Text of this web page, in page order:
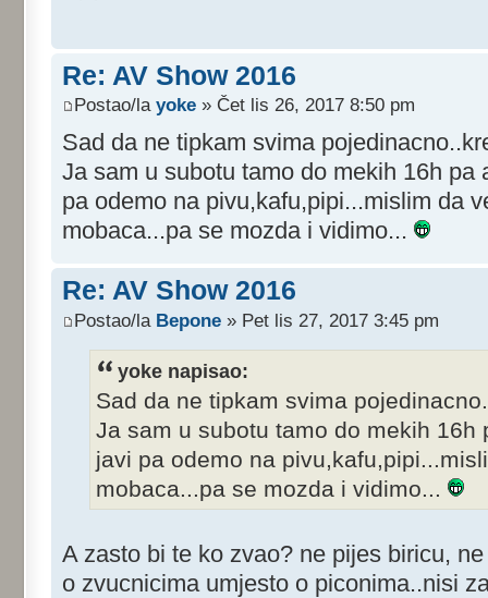
Re: AV Show 2016
Postao/la yoke » Čet lis 26, 2017 8:50 pm
Sad da ne tipkam svima
Ja sam u subotu tamo do mekih 16h pa
pa odemo na pivu,kafu,pipi...mislim da
mobaca...pa se mozda i vidimo...
Re: AV Show 2016
Postao/la Bepone » Pet lis 27, 2017 3:45 pm
yoke napisao:
Sad da ne tipkam svima
Ja sam u subotu tamo do mekih 16h
javi pa odemo na
mobaca...pa se mozda i vidimo...
A zasto bi te ko zvao? ne pijes biricu,
o zvucnicima umjesto o piconima..nisi